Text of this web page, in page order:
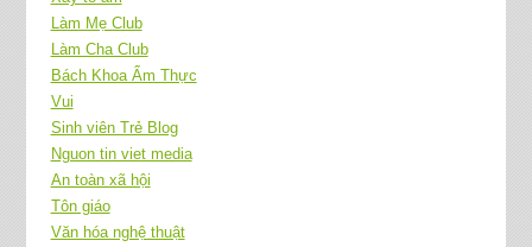
Làm Mẹ Club
Làm Cha Club
Bách Khoa Ẩm Thực
Vui
Sinh viên Trẻ Blog
Nguon tin viet media
An toàn xã hội
Tôn giáo
Văn hóa nghệ thuật